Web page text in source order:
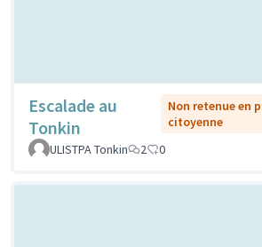
Escalade au
Tonkin
Non retenue en
citoyenne
ULISTPA Tonkin
2 0